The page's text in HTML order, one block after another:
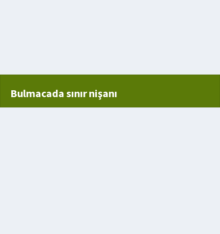
Bulmacada sınır nişanı